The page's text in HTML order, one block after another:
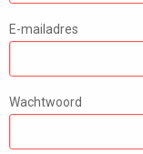
E-mailadres
Wachtwoord